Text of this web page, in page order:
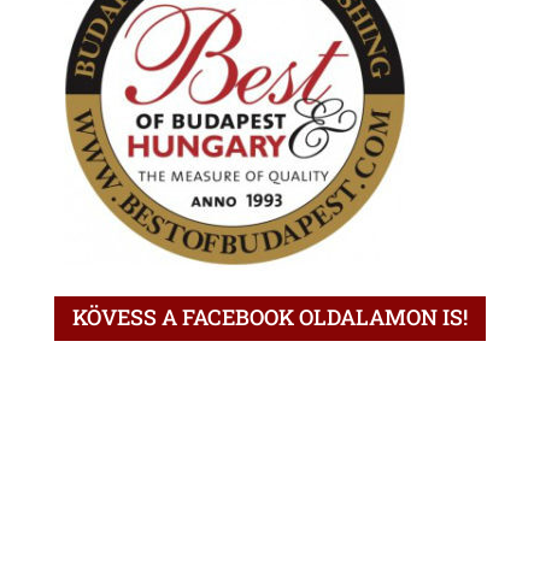
KÖVESS A FACEBOOK OLDALAMON IS!